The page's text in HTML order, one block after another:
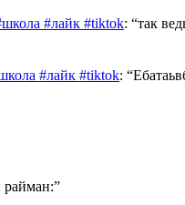
#лайк #tiktok: “так
#лайк #tiktok: “
райман:”